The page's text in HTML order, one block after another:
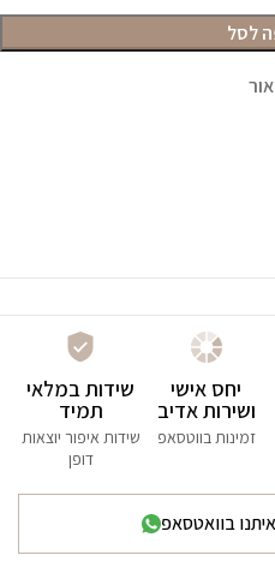
לסל
יחס אישי
ושירות אדיב
זמינות בווטסאפ
שידות במלאי
תמיד
שידות איפור יוצאות
דופן
בוואטסאפ